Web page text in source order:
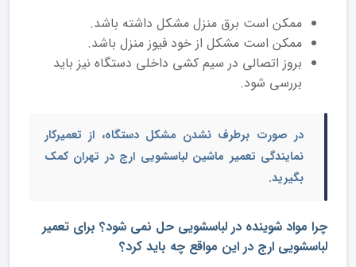
ممکن است برق منزل مشکل داشته باشد.
ممکن است مشکل از خود فیوز منزل باشد.
بروز اتصالی در سیم کشی داخلی دستگاه نیز باید
بررسی شود.
در صورت برطرف نشدن مشکل دستگاه، از تعمیرکار
نمایندگی تعمیر ماشین لباسشویی ارج در تهران کمک
بگیرید.
چرا مواد شوینده در لباسشویی حل نمی شود؟ برای تعمیر
لباسشویی ارج در این مواقع چه باید کرد؟